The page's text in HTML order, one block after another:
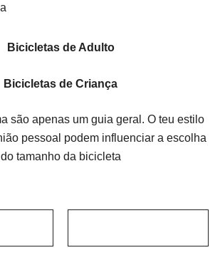
Bicicletas de Adulto
Bicicletas de Criança
são apenas um guia geral. O teu estilo
pessoal podem influenciar a escolha
do tamanho da bicicleta